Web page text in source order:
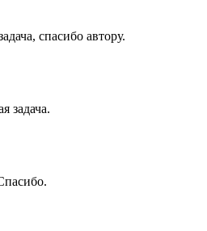
спасибо автору.
задача.